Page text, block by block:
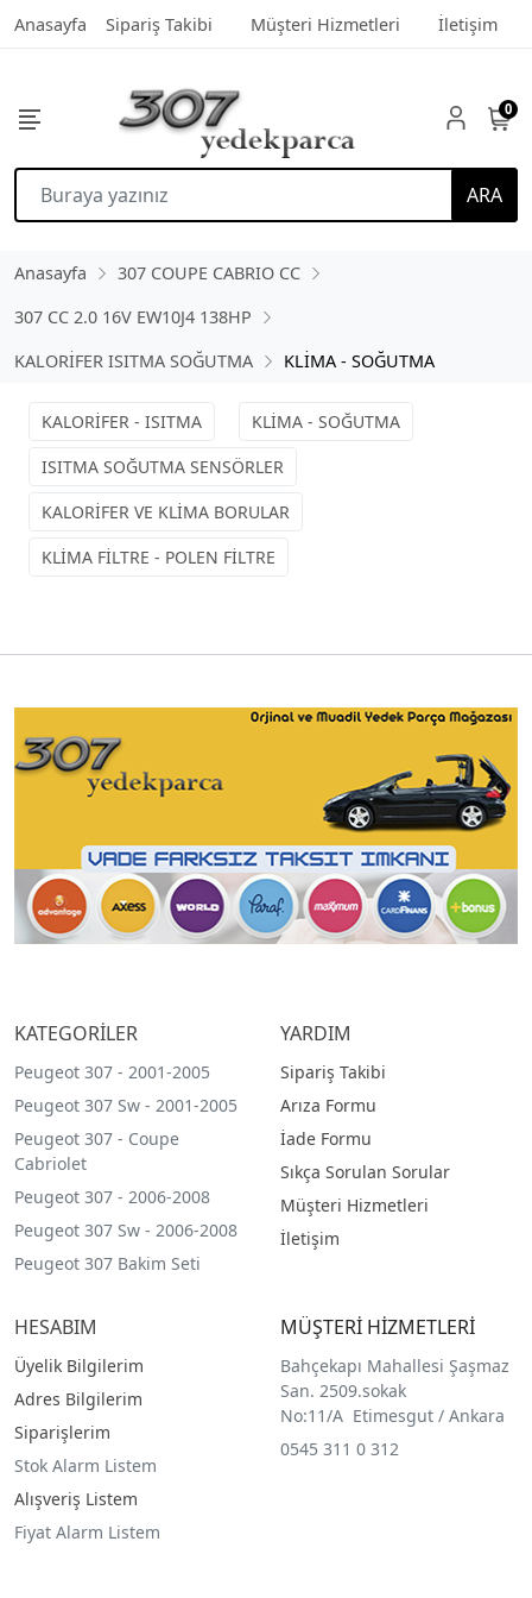
Anasayfa Sipariş Takibi Müşteri Hizmetleri İletişim
ARA
0
Anasayfa
307 COUPE CABRIO CC
307 CC 2.0 16V EW10J4 138HP
KALORİFER ISITMA SOĞUTMA
KLİMA - SOĞUTMA
KALORİFER - ISITMA
KLİMA - SOĞUTMA
ISITMA SOĞUTMA SENSÖRLER
KALORİFER VE KLİMA BORULAR
KLİMA FİLTRE - POLEN FİLTRE
KATEGORİLER
Peugeot 307 - 2001-2005
Peugeot 307 Sw - 2001-2005
Peugeot 307 - Coupe
Cabriolet
Peugeot 307 - 2006-2008
Peugeot 307 Sw - 2006-2008
Peugeot 307 Bakim Seti
YARDIM
Sipariş Takibi
Arıza Formu
İade Formu
Sıkça Sorulan Sorular
Müşteri Hizmetleri
İletişim
HESABIM
Üyelik Bilgilerim
Adres Bilgilerim
Siparişlerim
Stok Alarm Listem
Alışveriş Listem
Fiyat Alarm Listem
MÜŞTERİ HİZMETLERİ
Bahçekapı Mahallesi Şaşmaz
San. 2509.sokak
No:11/A Etimesgut / Ankara
0545 311 0 312